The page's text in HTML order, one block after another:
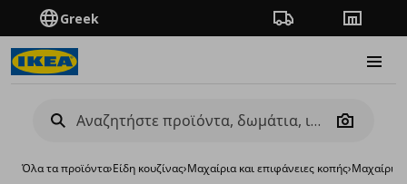
Greek Πορεία παραγγελίας
Camera
Όλα τα προϊόντα›Είδη κουζίνας›Μαχαίρια και επιφάνειες κοπής›Μαχαίρια